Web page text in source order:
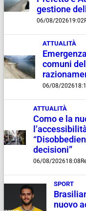
gestione
06/08/202619:02
ATTUALITÀ
comuni
06/08/2026
ATTUALITÀ
Como e la
decisioni”
06/08/202618:08
SPORT
nuovo